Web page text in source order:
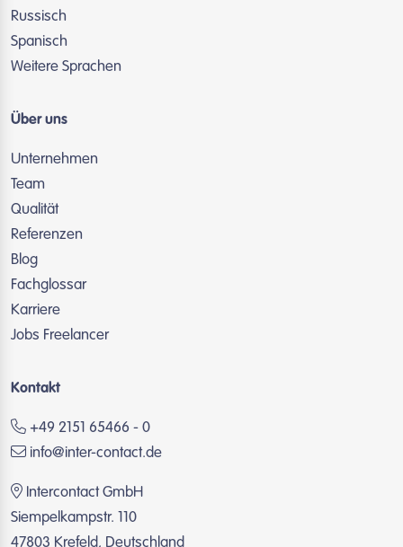
Russisch
Spanisch
Weitere Sprachen
Über uns
Unternehmen
Team
Qualität
Referenzen
Blog
Fachglossar
Karriere
Jobs Freelancer
Kontakt
+49 2151 65466 - 0
info@inter-contact.de
Intercontact GmbH
Siempelkampstr. 110
47803 Krefeld, Deutschland